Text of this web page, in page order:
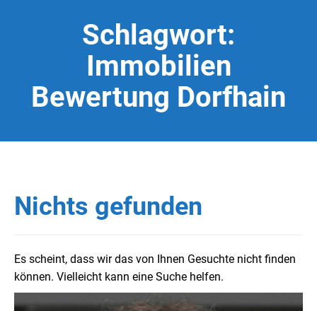
Schlagwort:
Immobilien
Bewertung Dorfhain
Nichts gefunden
Es scheint, dass wir das von Ihnen Gesuchte nicht finden
können. Vielleicht kann eine Suche helfen.